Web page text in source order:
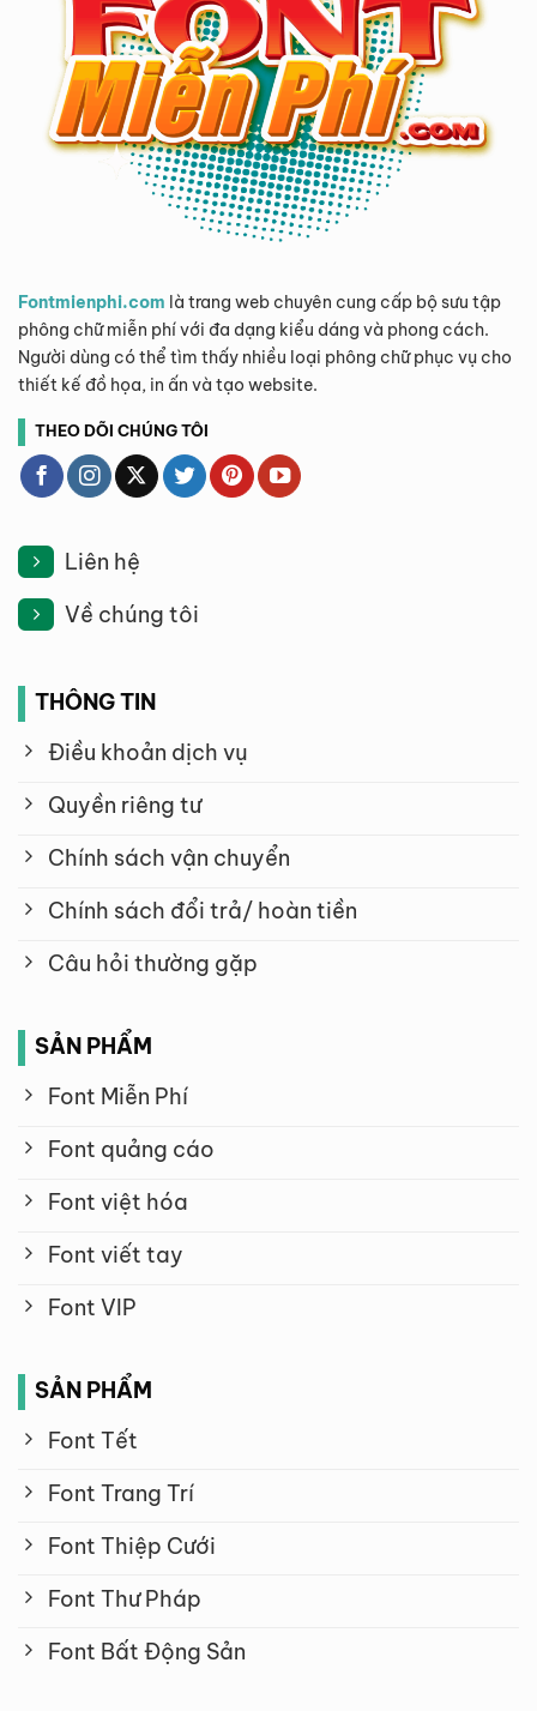
Fontmienphi.com là trang web chuyên cung cấp bộ sưu tập
phông chữ miễn phí với đa dạng kiểu dáng và phong cách.
Người dùng có thể tìm thấy nhiều loại phông chữ phục vụ cho
thiết kế đồ họa, in ấn và tạo website.
THEO DÕI CHÚNG TÔI
Liên hệ
Về chúng tôi
THÔNG TIN
Điều khoản dịch vụ
Quyền riêng tư
Chính sách vận chuyển
Chính sách đổi trả/ hoàn tiền
Câu hỏi thường gặp
SẢN PHẨM
Font Miễn Phí
Font quảng cáo
Font việt hóa
Font viết tay
Font VIP
SẢN PHẨM
Font Tết
Font Trang Trí
Font Thiệp Cưới
Font Thư Pháp
Font Bất Động Sản